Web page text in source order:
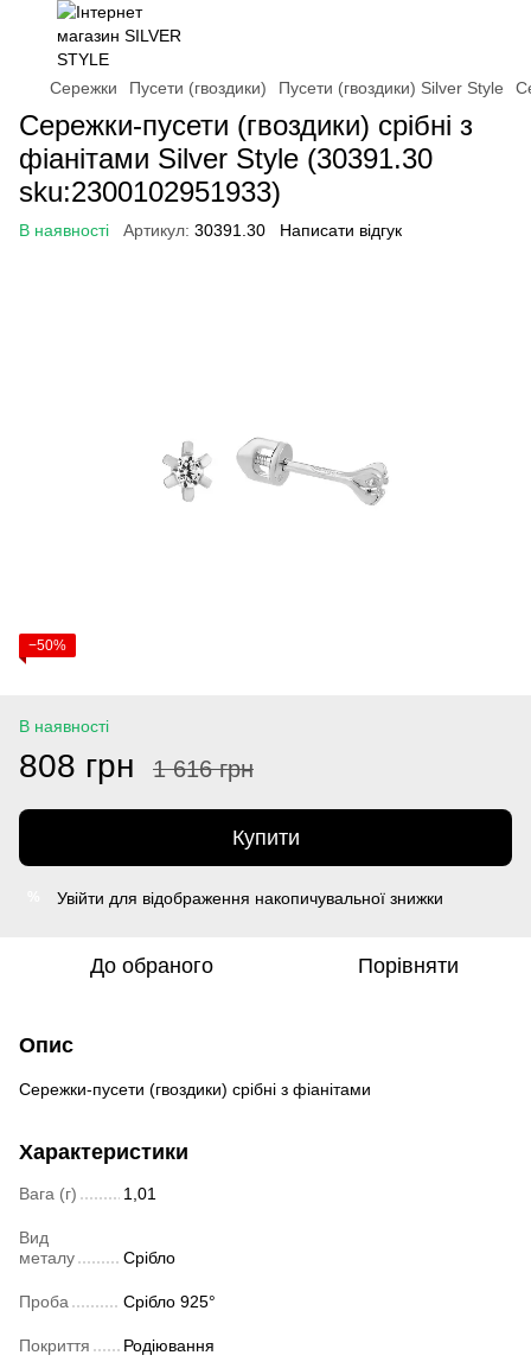
Сережки Пусети (гвоздики) Пусети (гвоздики) Silver Style
Сережки-пусети (гвоздики) срібні з
фіанітами Silver Style (30391.30
sku:2300102951933)
В наявності Артикул: 30391.30 Написати відгук
−50%
В наявності
808 грн 1 616 грн
Купити
Увійти для відображення накопичувальної знижки
До обраного Порівняти
Опис
Сережки-пусети (гвоздики) срібні з фіанітами
Характеристики
Вага (г) 1,01
Вид
металу
Срібло
Проба Срібло 925°
Покриття Родіювання